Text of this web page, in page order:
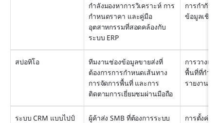
กำลังมองหาการวิเคราะห์ การ
กำหนดราคา และคู่มือ
อุตสาหกรรมที่สอดคล้องกับ
ระบบ ERP
การกำกับ
ข้อมูลเชิง
สปอทิโอ
ทีมงานช่องข้อมูลขายส่งที่
ต้องการการกำหนดเส้นทาง
การจัดการพื้นที่ และการ
ติดตามการเยี่ยมชมผ่านมือถือ
การวางแ
พื้นที่ที่กำห
รายงานก
ระบบ CRM แบบไปป์
ผู้ค้าส่ง SMB ที่ต้องการระบบ
การตั้งค่า